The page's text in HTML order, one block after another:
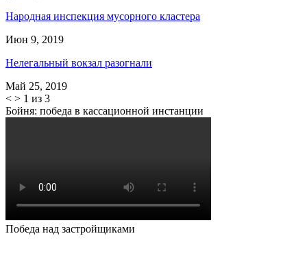
Народная инспекция мусорного кластера
Июн 9, 2019
Нелегальный вокзал разогнали
Май 25, 2019
< > 1 из 3
Бойня: победа в кассационной инстанции
Победа над застройщиками